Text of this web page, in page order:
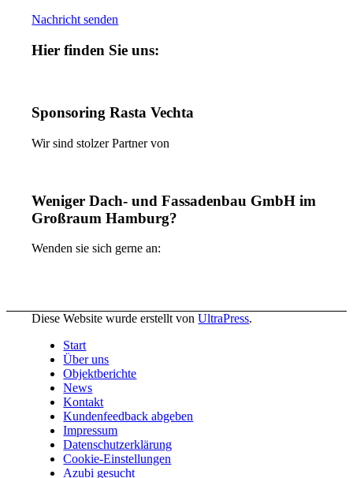
Nachricht senden
Hier finden Sie uns:
Sponsoring Rasta Vechta
Wir sind stolzer Partner von
Weniger Dach- und Fassadenbau GmbH im
Großraum Hamburg?
Wenden sie sich gerne an:
Diese Website wurde erstellt vonUltraPress.
Start
Über uns
Objektberichte
News
Kontakt
Kundenfeedback abgeben
Impressum
Datenschutzerklärung
Cookie-Einstellungen
Azubi gesucht